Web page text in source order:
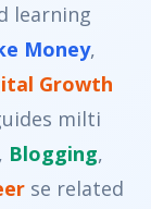
learning
Money,
Growth
milti
, Blogging,
se related